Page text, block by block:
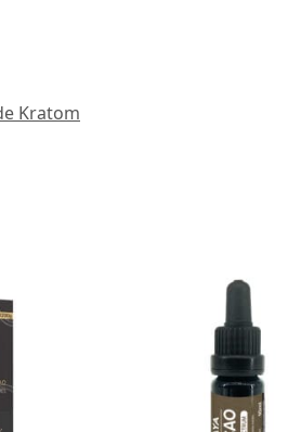
Kratom